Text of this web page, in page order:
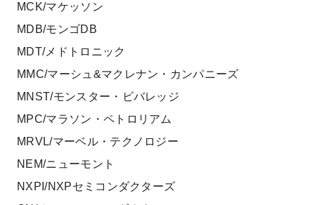
MCK/マケッソン
MDB/モンゴDB
MDT/メドトロニック
MMC/マーシュ&マクレナン・カンパニーズ
MNST/モンスター・ビバレッジ
MPC/マラソン・ペトロリアム
MRVL/マーベル・テクノロジー
NEM/ニューモント
NXPI/NXPセミコンダクターズ